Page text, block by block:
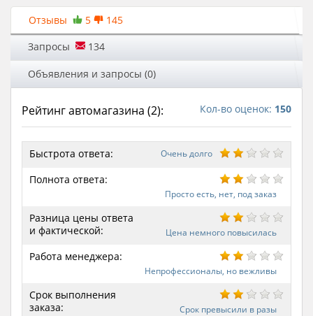
Отзывы 5 145
Запросы 134
Объявления и запросы (0)
Кол-во оценок: 150
Рейтинг автомагазина (2):
Быстрота ответа: Очень долго
Полнота ответа:
Просто есть, нет, под заказ
Разница цены ответа
и фактической:
Цена немного повысилась
Работа менеджера:
Непрофессионалы, но вежливы
Срок выполнения
заказа:
Срок превысили в разы